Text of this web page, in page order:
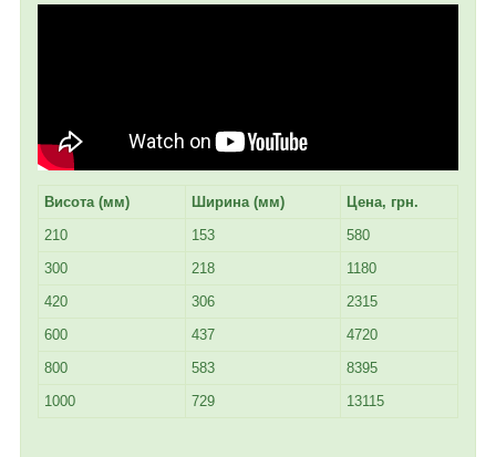
Висота (мм) Ширина (мм)
Цена, грн.
210
153
580
300
218
1180
420
306
2315
600
437
4720
800
583
8395
1000
729 13115